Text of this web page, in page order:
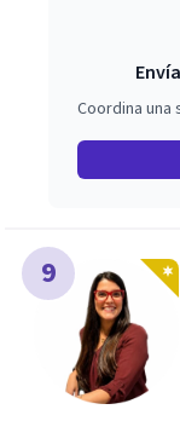
Coordina
9